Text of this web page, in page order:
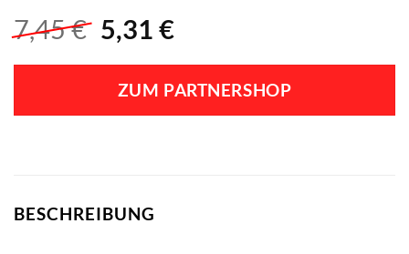
7,45€ Ursprünglicher
war:
7,45 €
5,31 €Aktueller
ist:
5,31 €.
ZUM PARTNERSHOP
BESCHREIBUNG